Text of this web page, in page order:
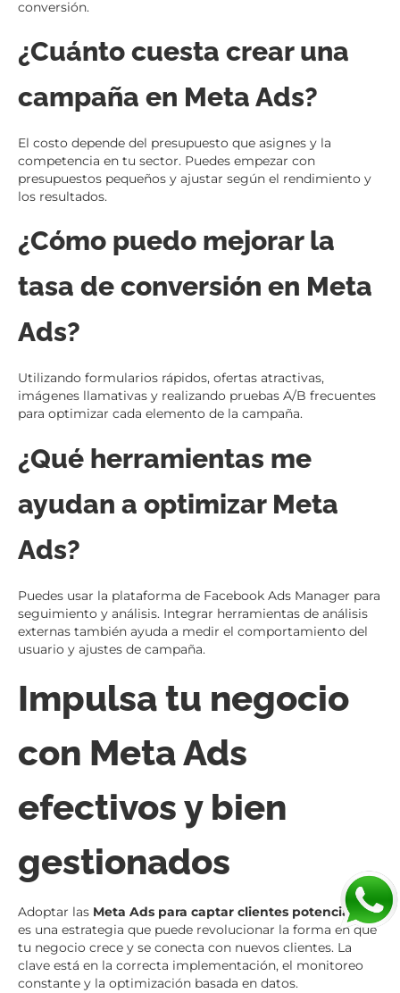
conversión.
¿Cuánto cuesta crear una
campaña en Meta Ads?
El costo depende del presupuesto que asignes y la
competencia en tu sector. Puedes empezar con
presupuestos pequeños y ajustar según el rendimiento y
los resultados.
¿Cómo puedo mejorar la
tasa de conversión en Meta
Ads?
Utilizando formularios rápidos, ofertas atractivas,
imágenes llamativas y realizando pruebas A/B frecuentes
para optimizar cada elemento de la campaña.
¿Qué herramientas me
ayudan a optimizar Meta
Ads?
Puedes usar la plataforma de Facebook Ads Manager para
seguimiento y análisis. Integrar herramientas de análisis
externas también ayuda a medir el comportamiento del
usuario y ajustes de campaña.
Impulsa tu negocio
con Meta Ads
efectivos y bien
gestionados
Adoptar las Meta Ads para captar clientes potenciales
es una estrategia que puede revolucionar la forma en que
tu negocio crece y se conecta con nuevos clientes. La
clave está en la correcta implementación, el monitoreo
constante y la optimización basada en datos.